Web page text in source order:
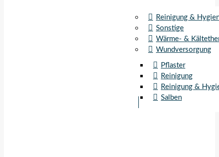
Reinigung &
Sonstige
Wärme- &
Wundversorgung
Pflaster
Reinigung
Reinigung &
Salben